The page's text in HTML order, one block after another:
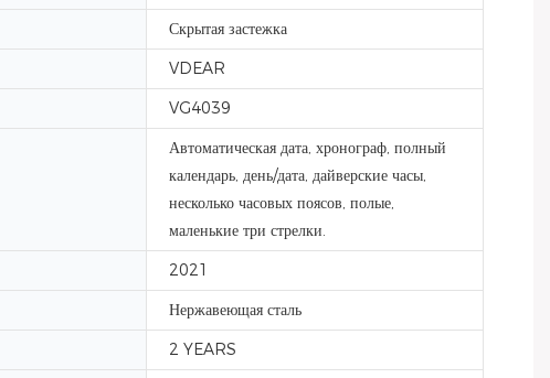
Скрытая застежка
VDEAR
VG4039
Автоматическая дата, хронограф, полный
календарь, день/дата, дайверские часы,
несколько часовых поясов, полые,
маленькие три стрелки.
2021
Нержавеющая сталь
2 YEARS